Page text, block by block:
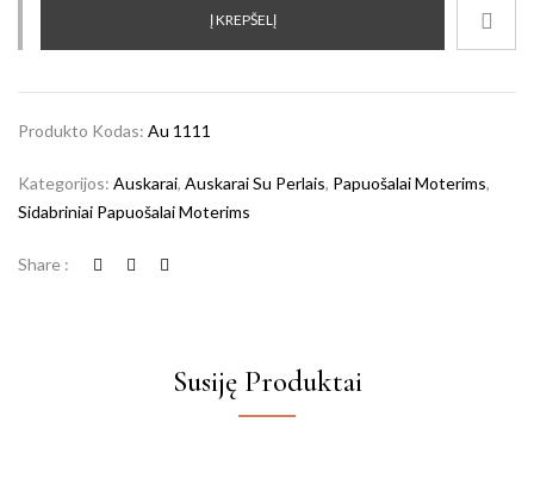
Į KREPŠELĮ
Produkto Kodas: Au 1111
Kategorijos: Auskarai, Auskarai Su Perlais, Papuošalai Moterims,
Sidabriniai Papuošalai Moterims
Share :
Susiję Produktai